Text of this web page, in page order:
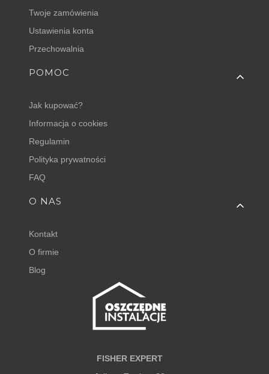
Twoje zamówienia
Ustawienia konta
Przechowalnia
POMOC
Jak kupować?
Informacja o cookies
Regulamin
Polityka prywatności
FAQ
O NAS
Kontakt
O firmie
Blog
FISHER EXPERT